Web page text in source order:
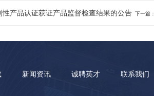
性产品认证获证产品监督检查结果的公告 下一篇：
新闻资讯 诚聘英才 联系我们